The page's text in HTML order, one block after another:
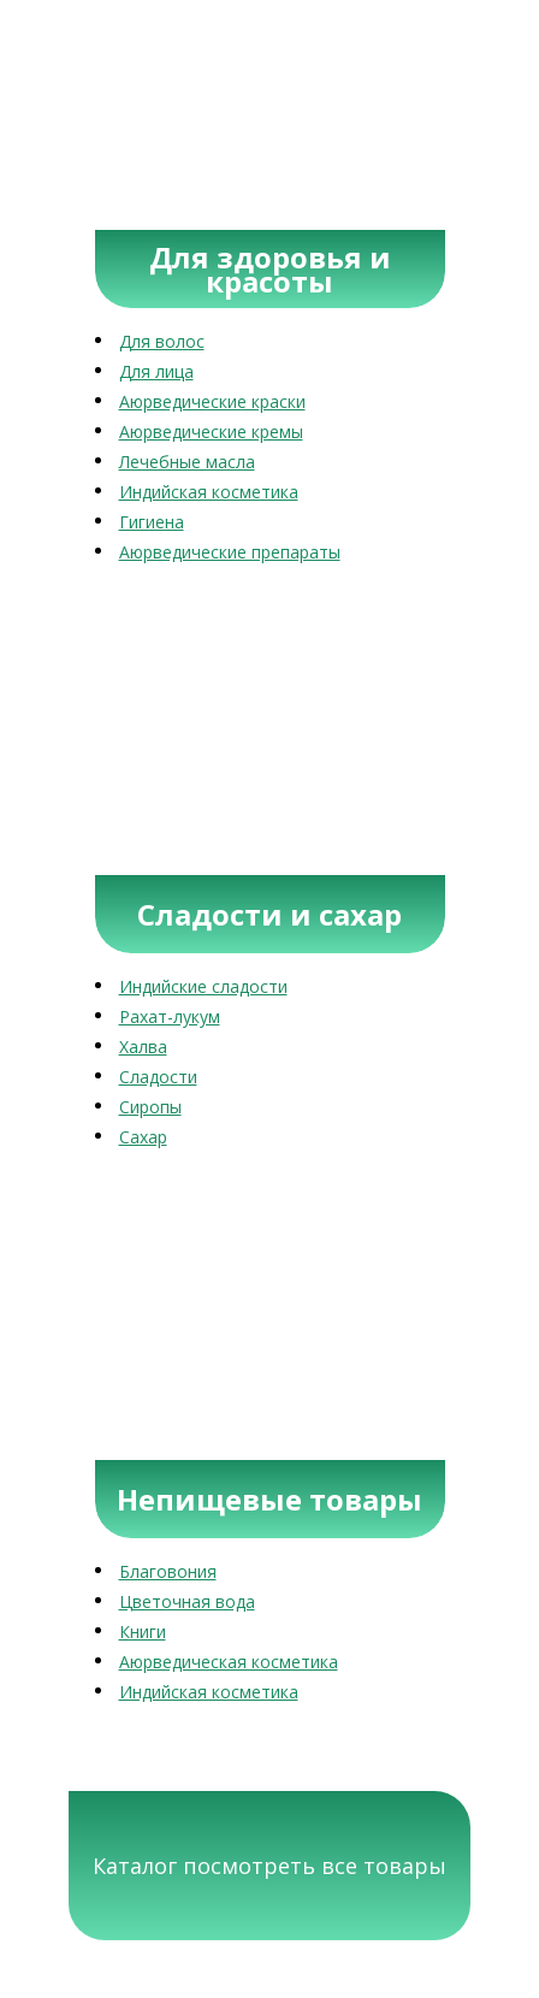
Для здоровья и
красоты
Для волос
Для лица
Аюрведические краски
Аюрведические кремы
Лечебные масла
Индийская косметика
Гигиена
Аюрведические препараты
Сладости и сахар
Индийские сладости
Рахат-лукум
Халва
Сладости
Сиропы
Сахар
Непищевые товары
Благовония
Цветочная вода
Книги
Аюрведическая косметика
Индийская косметика
Каталог посмотреть все товары